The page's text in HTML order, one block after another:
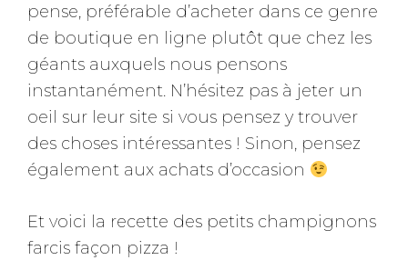
pense, préférable d’acheter dans ce genre
de boutique en ligne plutôt que chez les
géants auxquels nous pensons
instantanément. N’hésitez pas à jeter un
oeil sur leur site si vous pensez y trouver
des choses intéressantes ! Sinon, pensez
également aux achats d’occasion
Et voici la recette des petits champignons
farcis façon pizza !